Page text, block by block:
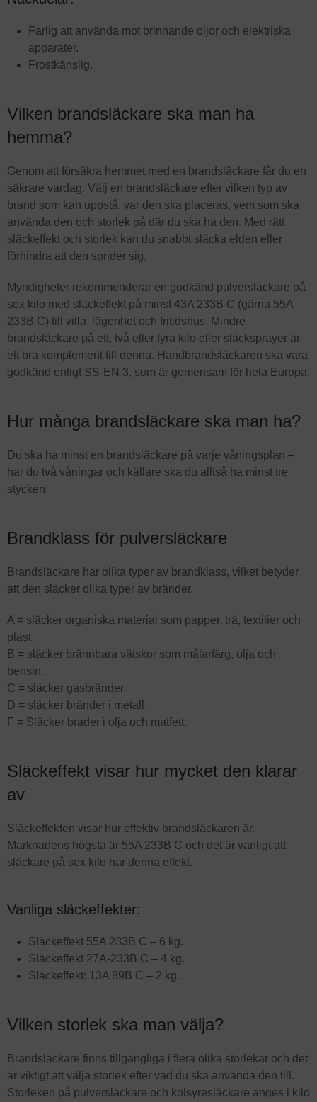
Farlig att använda mot brinnande oljor och elektriska
apparater.
Frostkänslig.
Vilken brandsläckare ska man ha
hemma?
Genom att försäkra hemmet med en brandsläckare får du en
säkrare vardag. Välj en brandsläckare efter vilken typ av
brand som kan uppstå, var den ska placeras, vem som ska
använda den och storlek på där du ska ha den. Med rätt
släckeffekt och storlek kan du snabbt släcka elden eller
förhindra att den sprider sig.
Myndigheter rekommenderar en godkänd pulversläckare på
sex kilo med släckeffekt på minst 43A 233B C (gärna 55A
233B C) till villa, lägenhet och fritidshus. Mindre
brandsläckare på ett, två eller fyra kilo eller släcksprayer är
ett bra komplement till denna. Handbrandsläckaren ska vara
godkänd enligt SS-EN 3, som är gemensam för hela Europa.
Hur många brandsläckare ska man ha?
Du ska ha minst en brandsläckare på varje våningsplan –
har du två våningar och källare ska du alltså ha minst tre
stycken.
Brandklass för pulversläckare
Brandsläckare har olika typer av brandklass, vilket betyder
att den släcker olika typer av bränder.
A = släcker organiska material som papper, trä, textilier och
plast.
B = släcker brännbara vätskor som målarfärg, olja och
bensin.
C = släcker gasbränder.
D = släcker bränder i metall.
F = Släcker bräder i olja och matfett.
Släckeffekt visar hur mycket den klarar
av
Släckeffekten visar hur effektiv brandsläckaren är.
Marknadens högsta är 55A 233B C och det är vanligt att
släckare på sex kilo har denna effekt.
Vanliga släckeffekter:
Släckeffekt 55A 233B C – 6 kg.
Släckeffekt 27A-233B C – 4 kg.
Släckeffekt: 13A 89B C – 2 kg.
Vilken storlek ska man välja?
Brandsläckare finns tillgängliga i flera olika storlekar och det
är viktigt att välja storlek efter vad du ska använda den till.
Storleken på pulversläckare och kolsyresläckare anges i kilo